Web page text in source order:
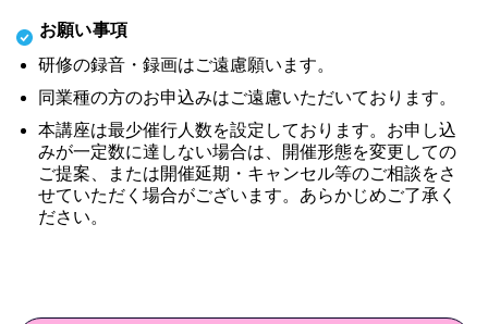
お願い事項
研修の録音・録画はご遠慮願います。
同業種の方のお申込みはご遠慮いただいております。
本講座は最少催行人数を設定しております。お申し込
みが一定数に達しない場合は、開催形態を変更しての
ご提案、または開催延期・キャンセル等のご相談をさ
せていただく場合がございます。あらかじめご了承く
ださい。